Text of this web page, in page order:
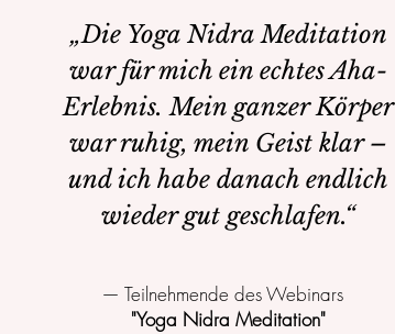
„Die Yoga Nidra Meditation
war für mich ein echtes Aha-
Erlebnis. Mein ganzer Körper
war ruhig, mein Geist klar –
und ich habe danach endlich
wieder gut geschlafen.“
— Teilnehmende des Webinars
"Yoga Nidra Meditation"